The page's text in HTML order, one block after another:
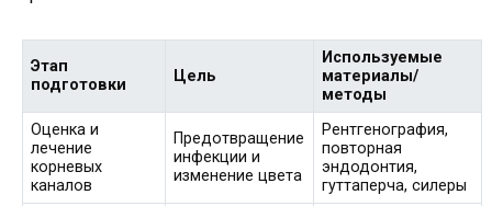
Этап
подготовки
Цель
Используемые
материалы/
методы
Оценка и
лечение
корневых
каналов
Предотвращение
инфекции и
изменение цвета
Рентгенография,
повторная
эндодонтия,
гуттаперча, силеры